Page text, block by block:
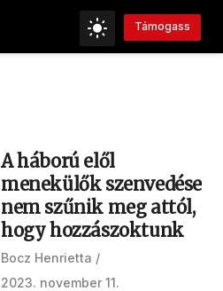
Támogass
A háború elől
menekülők szenvedése
nem szűnik meg attól,
hogy hozzászoktunk
Bocz Henrietta
2023. november 11.